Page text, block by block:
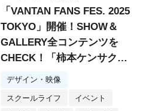
「VANTAN FANS FES. 2025
TOKYO」開催！SHOW＆
GALLERY全コンテンツを
CHECK！「柿本ケンサク
賞」で制作支援金100万円を
デザイン・映像
スクールライフ イベント